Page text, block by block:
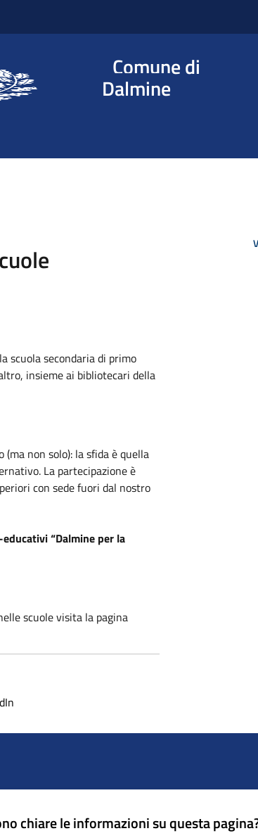
Comune di
Dalmine
scuola secondaria di primo
insieme ai bibliotecari della
(ma non solo): la sfida è quella
La partecipazione è
con sede fuori dal nostro
“Dalmine per la
scuole visita la pagina
chiare le informazioni su questa